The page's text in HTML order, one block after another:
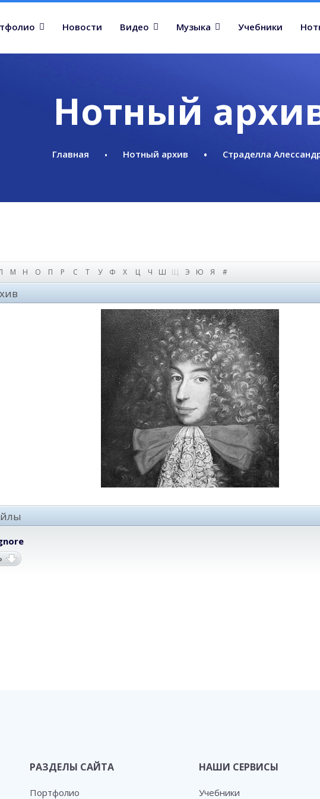
Новости Видео Музыка Учебники
Нотный
Главная Нотный архив Страделла
М Н О П Р С Т У Ф Х Ц Ч Ш Щ Э Ю Я #
РАЗДЕЛЫ САЙТА
Портфолио
НАШИ СЕРВИСЫ
Учебники